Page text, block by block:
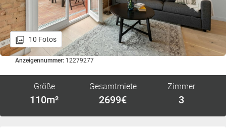
10 Fotos
Anzeigennummer: 12279277
Größe
110m²
Gesamtmiete
2699€
Zimmer
3